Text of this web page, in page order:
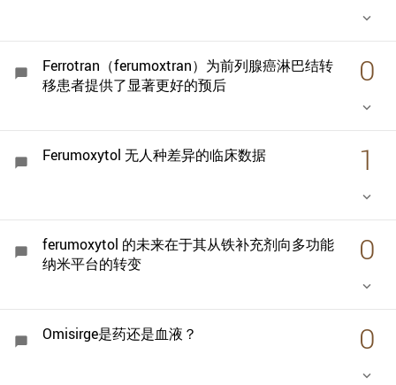
keyboard_arrow_down
chat_bubble
Ferrotran（ferumoxtran）为前列腺癌淋巴结转
移患者提供了显著更好的预后
0
keyboard_arrow_down
chat_bubble Ferumoxytol 无人种差异的临床数据 1
keyboard_arrow_down
chat_bubble
ferumoxytol 的未来在于其从铁补充剂向多功能
纳米平台的转变
0
keyboard_arrow_down
chat_bubble Omisirge是药还是血液？ 0
keyboard_arrow_down